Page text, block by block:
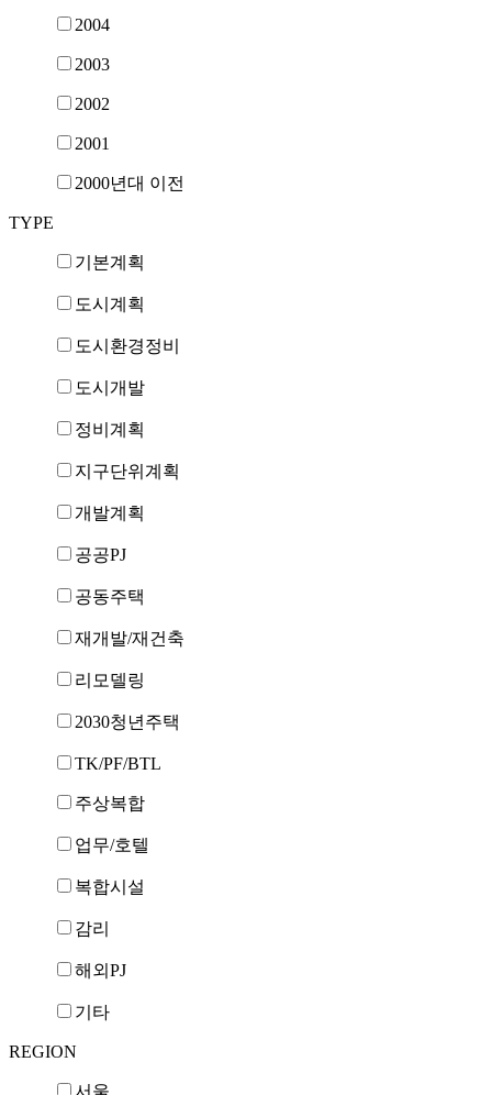
2004
2003
2002
2001
2000년대 이전
TYPE
기본계획
도시계획
도시환경정비
도시개발
정비계획
지구단위계획
개발계획
공공PJ
공동주택
재개발/재건축
리모델링
2030청년주택
TK/PF/BTL
주상복합
업무/호텔
복합시설
감리
해외PJ
기타
REGION